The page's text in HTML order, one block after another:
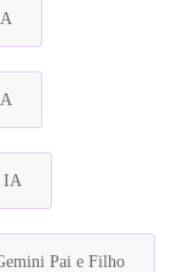
IA
Pai e Filho